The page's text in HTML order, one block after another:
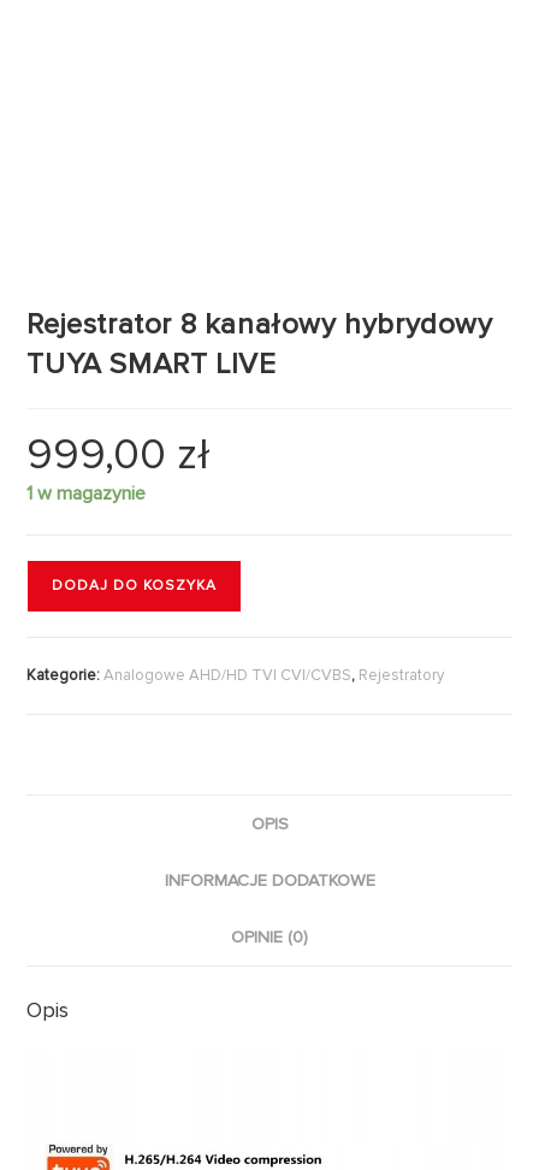
Rejestrator 8 kanałowy hybrydowy
TUYA SMART LIVE
999,00 zł
1 w magazynie
DODAJ DO KOSZYKA
Kategorie:Analogowe AHD/HD TVI CVI/CVBS, Rejestratory
OPIS
INFORMACJE DODATKOWE
OPINIE (0)
Opis